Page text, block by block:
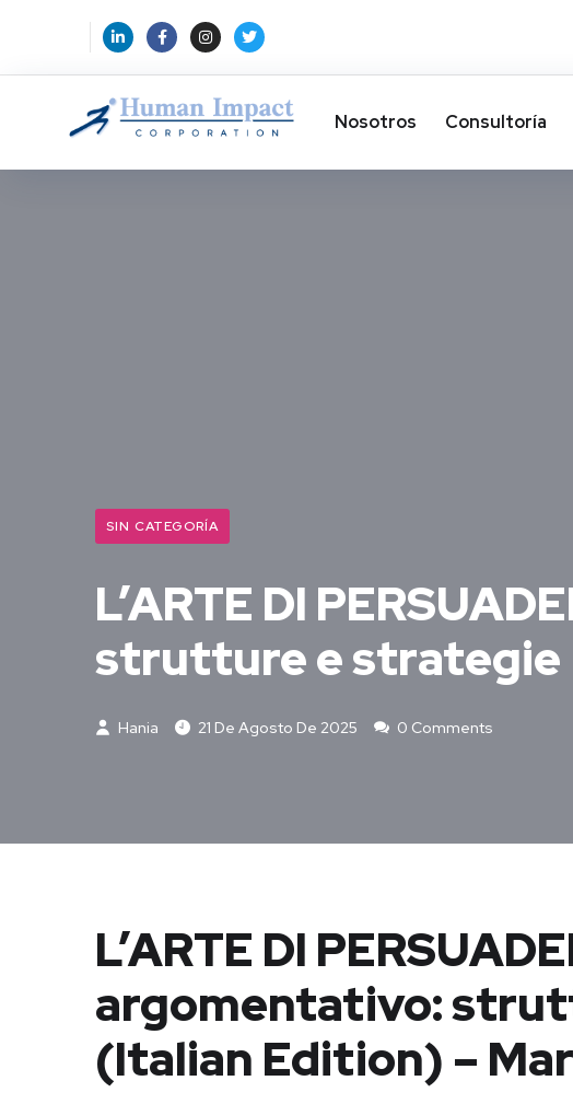
Nosotros Consultoría
SIN CATEGORÍA
L’ARTE DI
strutture e strategie
Hania 21 De Agosto De 2025 0 Comments
L’ARTE DI
argomentativo:
(Italian Edition) –